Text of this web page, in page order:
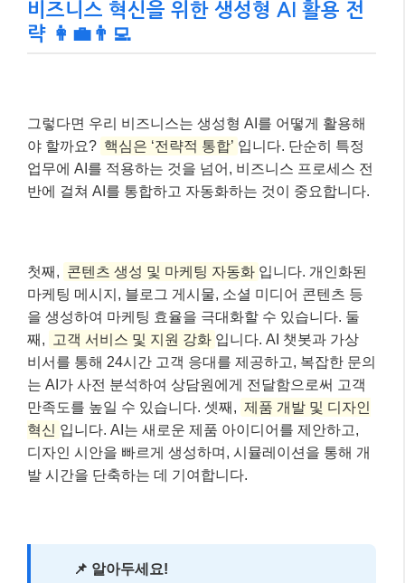
비즈니스 혁신을 위한 생성형 AI 활용 전
략 👩‍💼👨‍💻
그렇다면 우리 비즈니스는 생성형 AI를 어떻게 활용해
야 할까요? 핵심은 ‘전략적 통합’ 입니다. 단순히 특정
업무에 AI를 적용하는 것을 넘어, 비즈니스 프로세스 전
반에 걸쳐 AI를 통합하고 자동화하는 것이 중요합니다.
첫째, 콘텐츠 생성 및 마케팅 자동화 입니다. 개인화된
마케팅 메시지, 블로그 게시물, 소셜 미디어 콘텐츠 등
을 생성하여 마케팅 효율을 극대화할 수 있습니다. 둘
째,
고객 서비스 및 지원 강화 입니다. AI 챗봇과 가상
비서를 통해 24시간 고객 응대를 제공하고, 복잡한 문의
는 AI가 사전 분석하여 상담원에게 전달함으로써 고객
만족도를 높일 수 있습니다. 셋째, 제품 개발 및 디자인
혁신 입니다. AI는 새로운 제품 아이디어를 제안하고,
디자인 시안을 빠르게 생성하며, 시뮬레이션을 통해 개
발 시간을 단축하는 데 기여합니다.
📌 알아두세요!